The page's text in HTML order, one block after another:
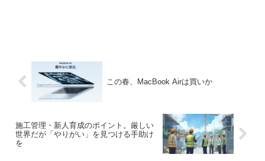
この春、MacBook Airは買いか
施工管理・新人育成のポイント。厳しい
世界だが「やりがい」を見つける手助け
を